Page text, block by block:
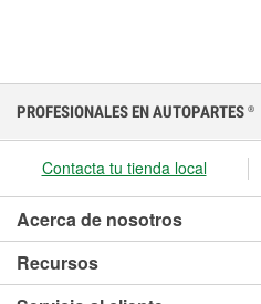
PROFESIONALES EN AUTOPARTES ®
Contacta tu tienda local
Acerca de nosotros
Recursos